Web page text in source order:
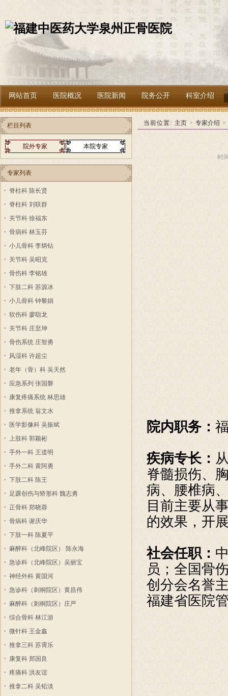
网站首页 医院概况 医院新闻 院务公开 科室介绍
当前位置: 主页 > 专家介绍 >
时
院内职务：
疾病专长：
脊髓损伤、
病、腰椎病
目前主要从
的效果，开
社会任职：
员；全国骨
创分会名誉
福建省医院
栏目列表
院外专家 本院专家
专家列表
脊柱科 陈长贤
脊柱科 刘联群
关节科 徐福东
骨病科 林玉芬
小儿骨科 李炳钻
关节科 吴昭克
骨伤科 李铭雄
下肢二科 苏源冰
小儿骨科 钟黎娟
软伤科 廖聪龙
关节科 庄至坤
骨伤系统 庄智勇
风湿科 许超尘
老年（骨）科 吴天然
应急系列 张国磐
康复疼痛系统 林思雄
推拿系统 翁文水
医学影像科 吴振斌
上肢科 郭颖彬
手外一科 王道明
手外二科 黄阿勇
下肢二科 陈王
足踝创伤与矫形科 魏志勇
正骨科 郑晓蓉
骨病科 谢庆华
下肢一科 陈夏平
麻醉科（北峰院区） 陈永海
急诊科（北峰院区）吴丽宝
神经外科 黄国河
急诊科（刺桐院区）黄昌伟
麻醉科（刺桐院区）庄严
综合骨科 林江游
微针科 王金鑫
推拿三科 苏霄乐
康复科 郑国良
疼痛科 洪友谊
推拿二科 吴铅淡